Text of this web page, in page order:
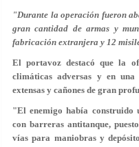
"Durante la operación fueron
gran cantidad de armas y
fabricación extranjera y 12
El portavoz destacó que la
climáticas adversas y en una
extensas y cañones de gran
"El enemigo había construido
con barreras antitanque,
vías para maniobras y